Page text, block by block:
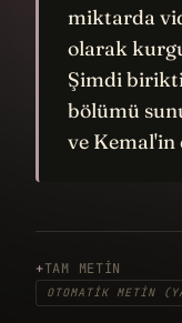
miktarda
olarak
Şimdi
bölümü
ve
TAM METIN
OTOMATIK METIN